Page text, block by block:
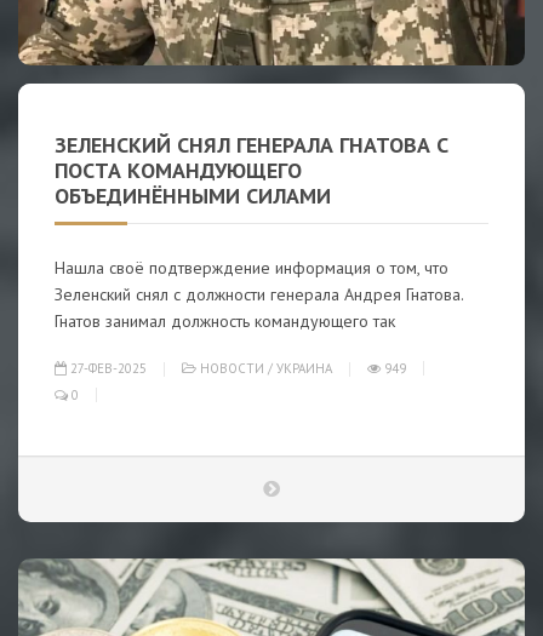
ЗЕЛЕНСКИЙ СНЯЛ ГЕНЕРАЛА ГНАТОВА С
ПОСТА КОМАНДУЮЩЕГО
ОБЪЕДИНЁННЫМИ СИЛАМИ
Нашла своё подтверждение информация о том, что
Зеленский снял с должности генерала Андрея Гнатова.
Гнатов занимал должность командующего так
27-ФЕВ-2025 НОВОСТИ / УКРАИНА
949
0